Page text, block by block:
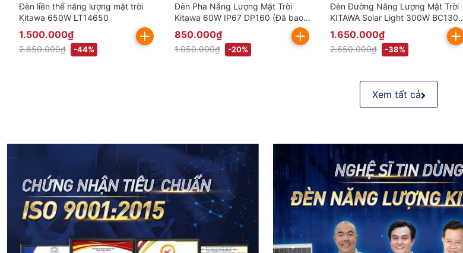
Đèn Đường Năng Lượng Mặt Trời
KITAWA Solar Light 300W BC1300
(Đã bao gồm VAT)
1.650.000₫
2.650.000₫ -38%
Đèn liền thể năng lượng mặt trời
Kitawa 650W LT14650
1.500.000₫
2.650.000₫ -44%
Đèn Pha Năng Lượng Mặt Trời
Kitawa 60W IP67 DP160 (Đã bao
gồm VAT)
850.000₫
1.050.000₫ -20%
Xem tất cả